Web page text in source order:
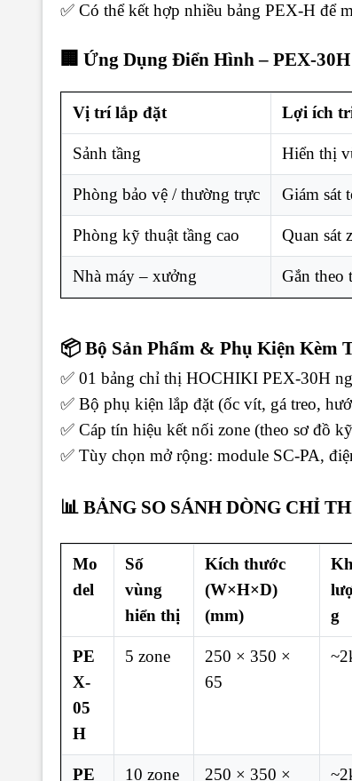
✅ Có thể kết hợp nhiều bảng PEX-H để
🏢 Ứng Dụng Điển Hình – PEX-30H
Vị trí lắp đặt Lợi ích
Sảnh tầng Hiển thị
Phòng bảo vệ / thường trực Giám sát
Phòng kỹ thuật tầng cao Quan sát
Nhà máy – xưởng Gắn theo
📦 Bộ Sản Phẩm & Phụ Kiện Kèm
✅ 01 bảng chỉ thị HOCHIKI PEX-30H
✅ Bộ phụ kiện lắp đặt (ốc vít, gá treo,
✅ Cáp tín hiệu kết nối zone (theo sơ đồ
✅ Tùy chọn mở rộng: module SC-PA,
📊 BẢNG SO SÁNH DÒNG CHỈ
Mo
del
Số
vùng
hiển thị
Kích thước
(W×H×D)
(mm)
g
PE
X-
05
H
5 zone
250 × 350 ×
65
PE 10 zone 250 × 350 ×